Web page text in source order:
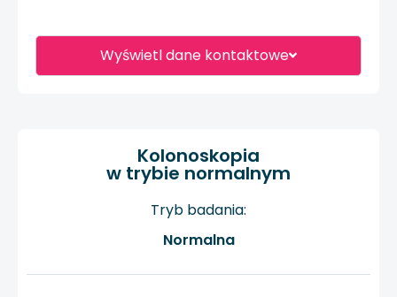
Wyświetl dane kontaktowe
Kolonoskopia
w trybie normalnym
Tryb badania:
Normalna